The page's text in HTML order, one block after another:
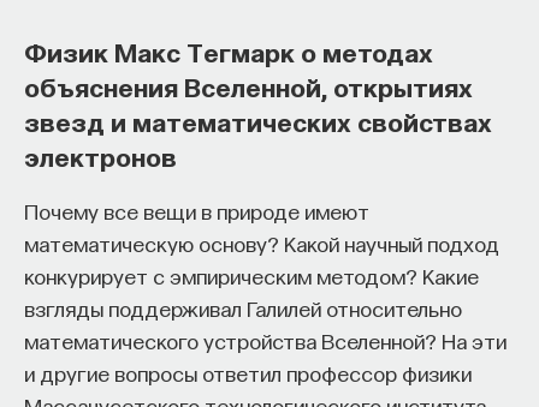
Физик Макс Тегмарк о методах
объяснения Вселенной, открытиях
звезд и математических свойствах
электронов
Почему все вещи в природе имеют
математическую основу? Какой научный подход
конкурирует с эмпирическим методом? Какие
взгляды поддерживал Галилей относительно
математического устройства Вселенной? На эти
и другие вопросы ответил профессор физики
Почти треть жизни мы тратим на сон,
но как он работает и можно ли его
приручить?
Как устроен самый важный и таинственный
процесс в организме? Какую роль играет
состояние сна для жизни человека? Что
происходит с нами, пока мы спим: какие циклы
мы проходим, какие механизмы задействованы?
Что нужно сделать, чтобы за ночь наши ресурсы